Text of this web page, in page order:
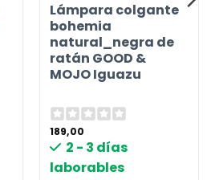
Lámpara colgante
bohemia
natural_negra de
ratán GOOD &
MOJO Iguazu
189,00
2 - 3 días
laborables